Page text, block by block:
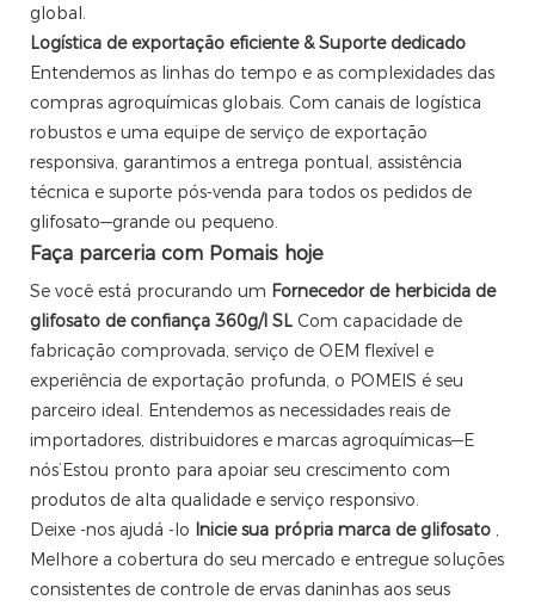
global.
Logística de exportação eficiente & Suporte dedicado
Entendemos as linhas do tempo e as complexidades das
compras agroquímicas globais. Com canais de logística
robustos e uma equipe de serviço de exportação
responsiva, garantimos a entrega pontual, assistência
técnica e suporte pós-venda para todos os pedidos de
glifosato—grande ou pequeno.
Faça parceria com Pomais hoje
Se você está procurando um Fornecedor de herbicida de
glifosato de confiança 360g/l SL Com capacidade de
fabricação comprovada, serviço de OEM flexível e
experiência de exportação profunda, o POMEIS é seu
parceiro ideal. Entendemos as necessidades reais de
importadores, distribuidores e marcas agroquímicas—E
nós’Estou pronto para apoiar seu crescimento com
produtos de alta qualidade e serviço responsivo.
Deixe -nos ajudá -lo Inicie sua própria marca de glifosato ,
Melhore a cobertura do seu mercado e entregue soluções
consistentes de controle de ervas daninhas aos seus